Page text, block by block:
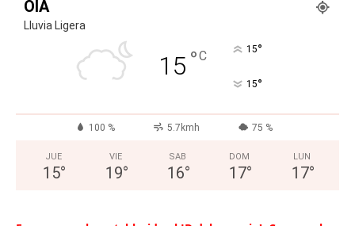
OIA
Lluvia Ligera
15 °C 15°
15°
100 % 5.7kmh 75 %
JUE
15°
VIE
19°
SAB
16°
DOM
17°
LUN
17°